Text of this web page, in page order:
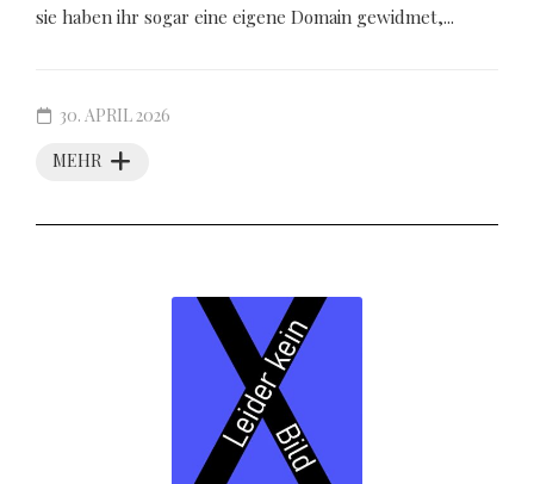
sie haben ihr sogar eine eigene Domain gewidmet,...
MEHR
30. APRIL 2026